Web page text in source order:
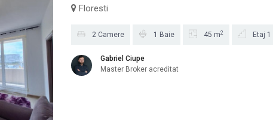
Floresti
2 Camere 1 Baie 45 m2 Etaj 1
Gabriel Ciupe
Master Broker acreditat